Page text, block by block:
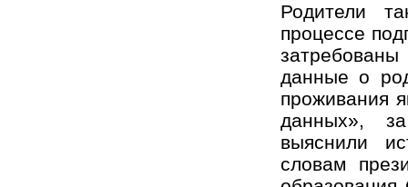
Родители
процессе
данные о
проживания
данных»,
выяснили
словам